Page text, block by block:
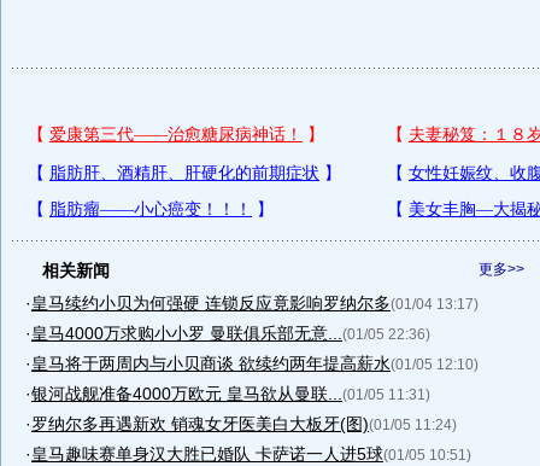
更多>>
相关新闻
·皇马续约小贝为何强硬 连锁反应竟影响罗纳尔多(01/04 13:17)
·皇马4000万求购小小罗 曼联俱乐部无意... (01/05 22:36)
·皇马将于两周内与小贝商谈 欲续约两年提高薪水(01/05 12:10)
·银河战舰准备4000万欧元 皇马欲从曼联... (01/05 11:31)
·罗纳尔多再遇新欢 销魂女牙医美白大板牙(图)(01/05 11:24)
·皇马趣味赛单身汉大胜已婚队 卡萨诺一人进5球(01/05 10:51)